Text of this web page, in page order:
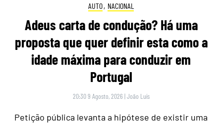
AUTO, NACIONAL
Adeus carta de condução? Há uma
proposta que quer definir esta como a
idade máxima para conduzir em
Portugal
20:30 9 Agosto, 2026 |João Luís
Petição pública levanta a hipótese de existir uma